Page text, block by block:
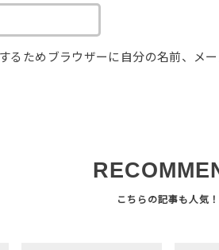
るためブラウザーに自分の名前、メ